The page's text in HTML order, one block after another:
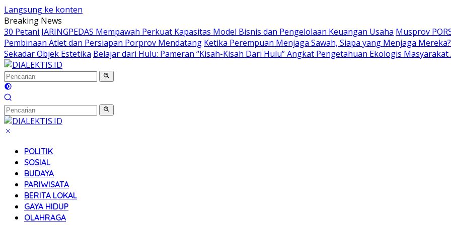
Langsung ke konten
Breaking News
30 Petani JARINGPEDAS Mempawah Perkuat Kapasitas Model Bisnis dan Pengelolaan Keuangan Usaha Musprov
Pembinaan Atlet dan Persiapan Porprov Mendatang Ketika Perempuan Menjaga Sawah, Siapa yang Menjaga Mereka?
Sekadar Objek Estetika Belajar dari Hulu: Pameran “Kisah-Kisah Dari Hulu” Angkat Pengetahuan Ekologis
POLITIK
SOSIAL
BUDAYA
PARIWISATA
BERITA LOKAL
GAYA HIDUP
OLAHRAGA